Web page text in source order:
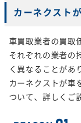
カーネクスト
車買取業者の買取
それぞれの業者の
く異なることがあ
カーネクストが車
ついて、詳しくご